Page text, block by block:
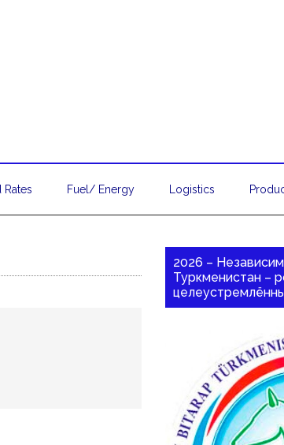
Fuel/ Energy Logistics
2026 –
Туркменистан –